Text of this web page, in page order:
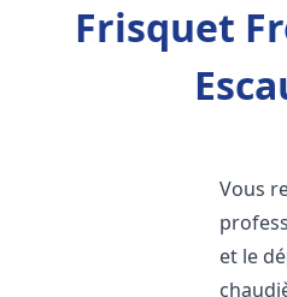
Frisquet
Vous
et le